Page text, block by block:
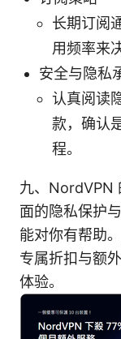
长期订阅
用频率来
安全与隐私
认真阅读
款，确认
程。
九、NordVPN
面的隐私保护
能对你有帮助
专属折扣与额
体验。